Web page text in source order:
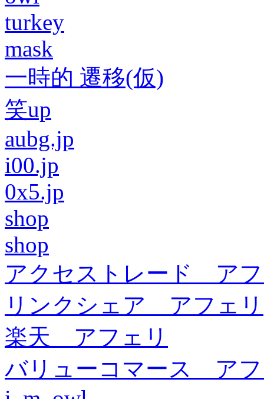
turkey
mask
一時的 遷移(仮)
笑up
aubg.jp
i00.jp
0x5.jp
shop
shop
アクセストレード ア
リンクシェア アフェリ
楽天 アフェリ
バリューコマース ア